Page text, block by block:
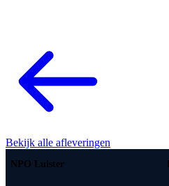
Bekijk alle afleveringen
NPO Luister